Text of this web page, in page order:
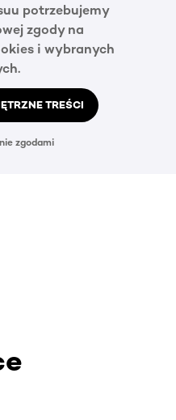
potrzebujemy
zgody na
i wybranych
TREŚCI
zgodami